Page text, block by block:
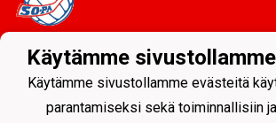
Tietosuojaseloste
Sodankylän Pallo ry - Nuorissa on
Käytämme
Käytämme sivustollamme evästeitä
parantamiseksi sekä toiminnallisiin